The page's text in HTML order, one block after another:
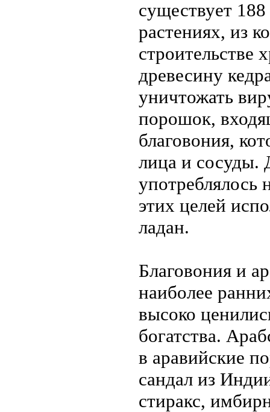
существует
растениях, из
строительстве
древесину
уничтожать
порошок,
благовония,
лица и сосуды.
употреблялось
этих целей
ладан.
Благовония и
наиболее
высоко
богатства.
в аравийские
сандал из
стиракс,